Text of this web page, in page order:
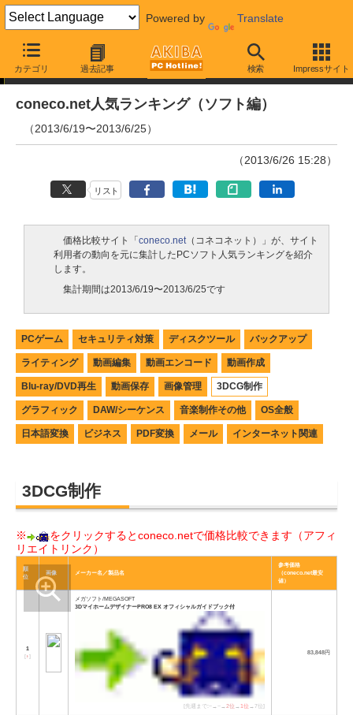
Powered by Translate
カテゴリ 過去記事 検索 Impressサイト
ランキング
coneco.net人気ランキング（ソフト編）
（2013/6/19〜2013/6/25）
（2013/6/26 15:28）
リスト
価格比較サイト「 coneco.net（コネコネット）」が、サイト
利用者の動向を元に集計したPCソフト人気ランキングを紹介
します。
集計期間は2013/6/19〜2013/6/25です
PCゲーム セキュリティ対策 ディスクツール バックアップ
ライティング 動画編集 動画エンコード 動画作成
Blu-ray/DVD再生 動画保存 画像管理 3DCG制作
グラフィック DAW/シーケンス 音楽制作その他 OS全般
日本語変換 ビジネス PDF変換 メール インターネット関連
3DCG制作
※
をクリックするとconeco.netで価格比較できます（アフィ
リエイトリンク）
順
位
画像 メーカー名／製品名
参考価格
（coneco.net最安
値）
1
[↑]
メガソフト/MEGASOFT
3DマイホームデザイナーPRO8 EX オフィシャルガイドブック付
[先週まで:−→−→2位 →1位 →7位]
83,848円